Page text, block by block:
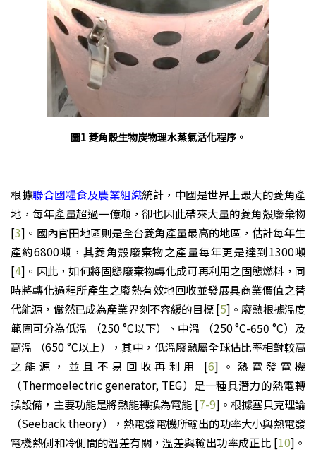
圖1 菱角殼生物炭物理水蒸氣活化程序。
根據聯合國糧食及農業組織統計，中國是世界上最大的菱角產
地，每年產量超過一億噸，卻也因此帶來大量的菱角殼廢棄物
[3]。國內官田地區則是全台菱角產量最高的地區，估計每年生
產約6800噸，其菱角殼廢棄物之產量每年更是達到1300噸
[4]。因此，如何將固態廢棄物轉化成可再利用之固態燃料，同
時將轉化過程所產生之廢熱有效地回收並發展具商業價值之替
代能源，儼然已成為產業界刻不容緩的目標 [5]。廢熱根據溫度
範圍可分為低溫 （250 °C以下）、中溫 （250 °C-650 °C）及
高溫 （650 °C以上），其中，低溫廢熱屬全球佔比率相對較高
之能源，並且不易回收再利用 [6]。熱電發電機
（Thermoelectric generator; TEG）是一種具潛力的熱電轉
換設備，主要功能是將熱能轉換為電能 [7-9]。根據塞貝克理論
（Seeback theory），熱電發電機所輸出的功率大小與熱電發
電機熱側和冷側間的溫差有關，溫差與輸出功率成正比 [10]。